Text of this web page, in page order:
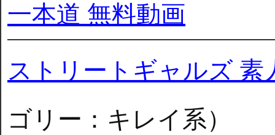
一本道 無料動画
ストリートギャルズ 素
ゴリー：キレイ系）